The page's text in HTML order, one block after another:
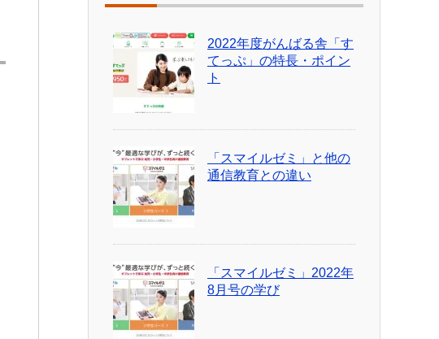
2022年度がんばる舎「す
てっぷ」の特長・ポイン
ト
「スマイルゼミ」と他の
通信教育との違い
「スマイルゼミ」2022年
8月号の学び